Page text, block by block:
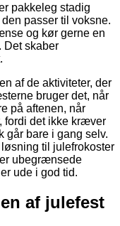
pakkeleg stadig
passer til voksne.
og kør gerne en
Det skaber
af de aktiviteter, der
bruger det, når
på aftenen, når
fordi det ikke kræver
går bare i gang selv.
til julefrokoster
ubegrænsede
ude i god tid.
af julefest